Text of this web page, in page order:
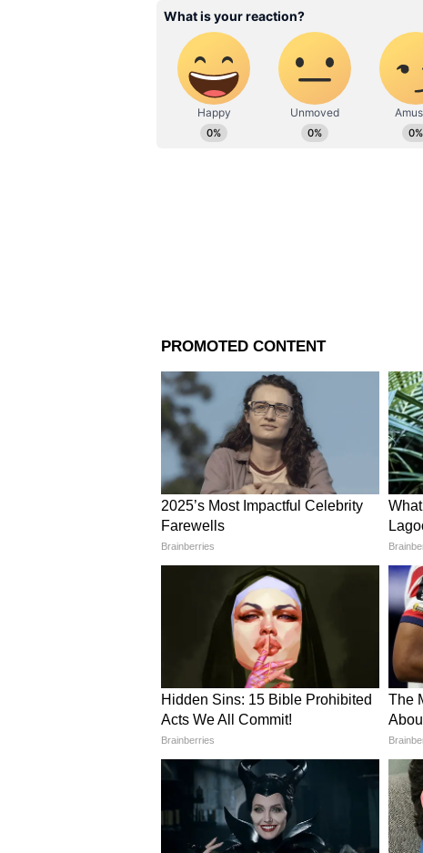
কর্মজীবনের দিক থেকে মার্চ মাসটি
সুবিধা পেতে হলে আপনাকে কঠোর
ফলস্বরূপ, আপনি পদোন্নতি এবং
একটা লাভজনক প্রমাণিত হবে না।
পাশাপাশি অপ্রয়োজনীয় ব্যয়
করতে পারেন। আপনি আপনার সঙ্গীর
মার্চ মাসটি পরিবারে সুখের জন্য ভাল
পারে। আপনার থেকে বয়সে ছোটদের
ভবিষ্যৎ নিয়েও চিন্তিত হতে পারেন।
মাথায় রাখতে হবে যোগাযোগের ফাঁক
মার্চ মাসে আপনাকে আপনার স্বাস্থ্যের
এবং হজমের সমস্যা দিতে পারে। পা ও
WD Web Desk - ANB